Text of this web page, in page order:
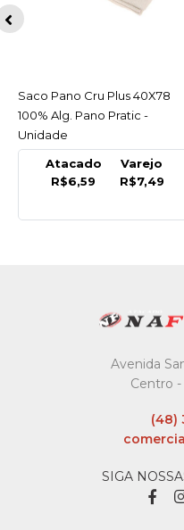
ACESSAR
Saco Pano Cru Plus 40X78
100% Alg. Pano Pratic -
Unidade
Atacado
R$6,59
Varejo
R$7,49
Avenida
Centro
(48)
SIGA